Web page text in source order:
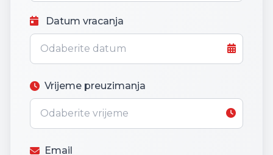
Datum vracanja
Vrijeme preuzimanja
Email